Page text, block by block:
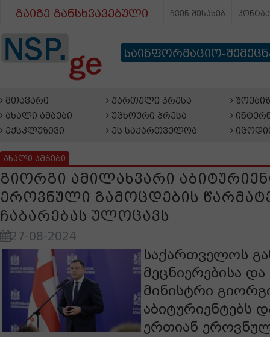
გაიგე განსხვავებული ჩვენ შესახებ
საინფორმაციო-
მთავარი
ახალი ამბები
ექსკლუზივი
ქართული პრესა
უცხოური პრესა
ეს საქართველოა
ახალი ამბები
გიორგი ამილახვარი
ეროვნული გამოცდების
ჩაბარებას ულოცავს
27-08-2024
საქართველოს
მეცნიერებისა
მინისტრი
აბიტურიენტებს
ერთიან